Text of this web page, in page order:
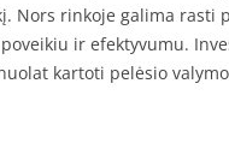
Nors rinkoje galima
ir efektyvumu.
kartoti pelėsio